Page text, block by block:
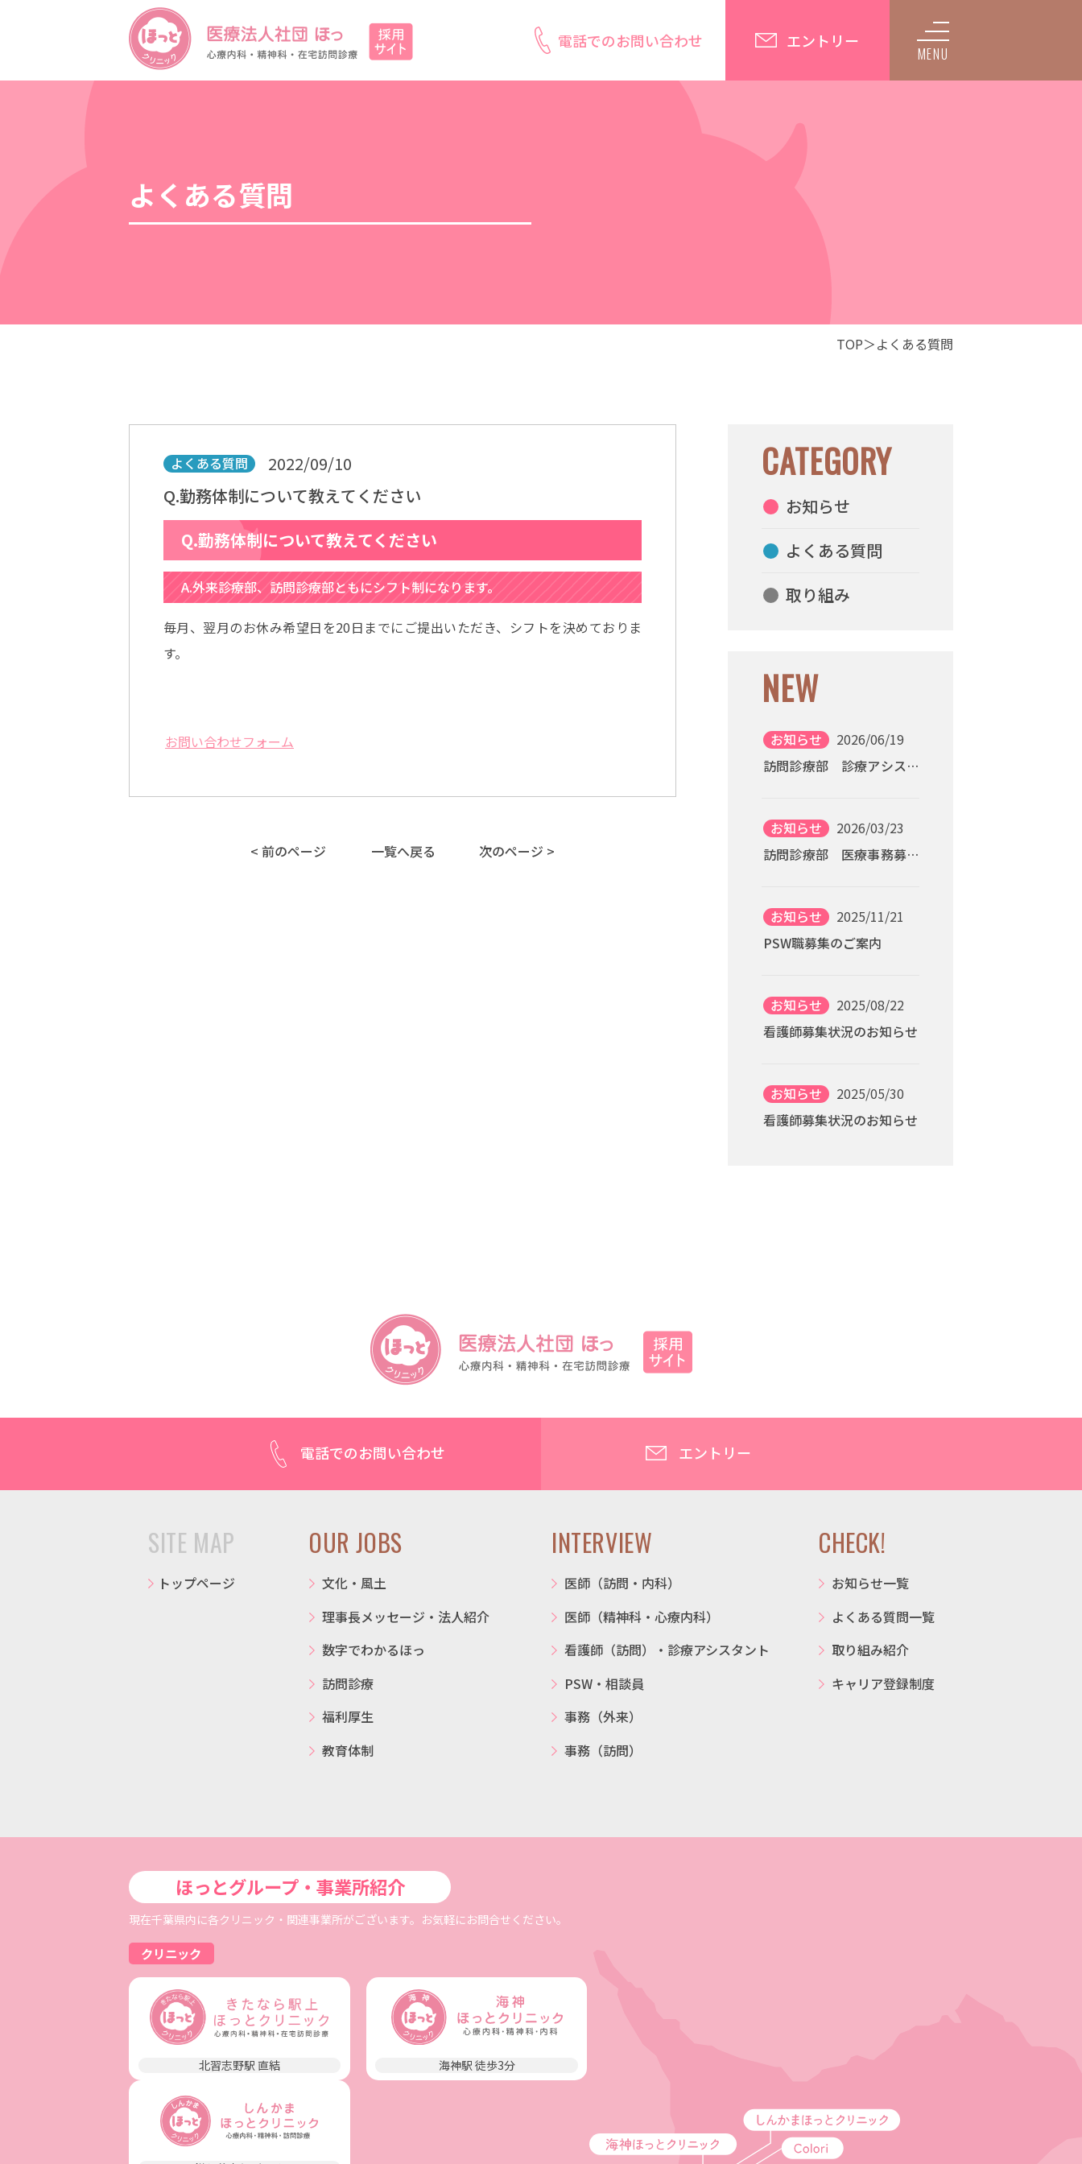
電話でのお問い合わせ エントリー
MENU
よくある質問
TOP よくある質問
よくある質問
2022/09/10
Q.勤務体制について教えてください
Q.勤務体制について教えてください
A.外来診療部、訪問診療部ともにシフト制になります。
毎月、翌月のお休み希望日を20日までにご提出いただき、シフトを決めておりま
す。
お問い合わせフォーム
< 前のページ 一覧へ戻る 次のページ >
CATEGORY
お知らせ
よくある質問
取り組み
NEW
お知らせ
2026/06/19
訪問診療部 診療アシスタ
お知らせ
2026/03/23
訪問診療部 医療事務募集
お知らせ
2025/11/21
PSW職募集のご案内
お知らせ
2025/08/22
看護師募集状況のお知らせ
お知らせ
2025/05/30
看護師募集状況のお知らせ
電話でのお問い合わせ エントリー
SITE MAP
トップページ
OUR JOBS
文化・風土
理事長メッセージ・法人紹介
数字でわかるほっ
訪問診療
福利厚生
教育体制
INTERVIEW
医師（訪問・内科）
医師（精神科・心療内科）
看護師（訪問）・診療アシスタント
PSW・相談員
事務（外来）
事務（訪問）
CHECK!
お知らせ一覧
よくある質問一覧
取り組み紹介
キャリア登録制度
ほっとグループ・事業所紹介
現在千葉県内に各クリニック・関連事業所がございます。お気軽にお問合せください。
クリニック
北習志野駅 直結 海神駅 徒歩3分